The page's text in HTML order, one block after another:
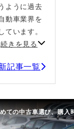
ように過去
動車業界を
います。
続きを見る
記事一覧
類などについて 中古
て